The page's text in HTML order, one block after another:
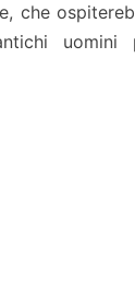
che
uomini